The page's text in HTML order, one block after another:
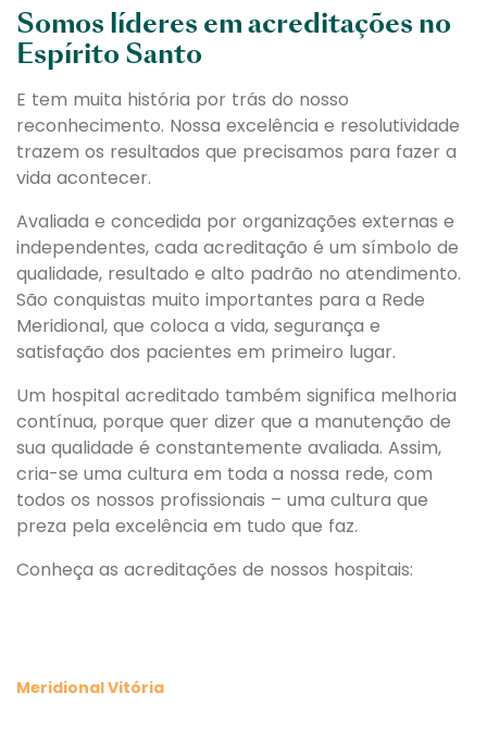
Somos líderes em acreditações no
Espírito Santo
E tem muita história por trás do nosso
reconhecimento. Nossa excelência e resolutividade
trazem os resultados que precisamos para fazer a
vida acontecer.
Avaliada e concedida por organizações externas e
independentes, cada acreditação é um símbolo de
qualidade, resultado e alto padrão no atendimento.
São conquistas muito importantes para a Rede
Meridional, que coloca a vida, segurança e
satisfação dos pacientes em primeiro lugar.
Um hospital acreditado também significa melhoria
contínua, porque quer dizer que a manutenção de
sua qualidade é constantemente avaliada. Assim,
cria-se uma cultura em toda a nossa rede, com
todos os nossos profissionais – uma cultura que
preza pela excelência em tudo que faz.
Conheça as acreditações de nossos hospitais:
Meridional Vitória